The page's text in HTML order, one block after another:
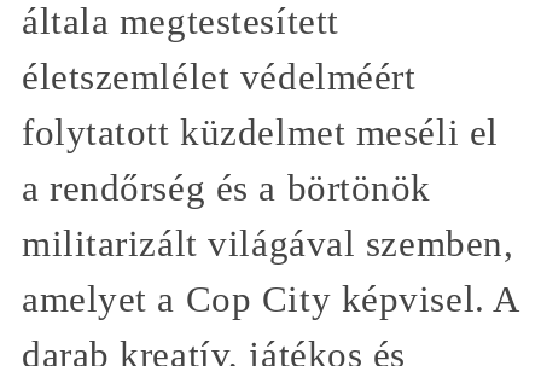
általa megtestesített
életszemlélet védelméért
folytatott küzdelmet meséli el
a rendőrség és a börtönök
militarizált világával szemben,
amelyet a Cop City képvisel. A
darab kreatív, játékos és